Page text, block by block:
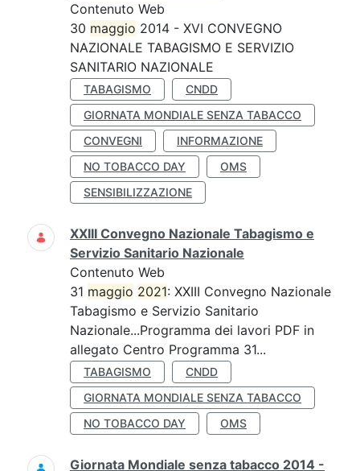
Contenuto Web
30 maggio 2014 - XVI CONVEGNO
NAZIONALE TABAGISMO E SERVIZIO
SANITARIO NAZIONALE
TABAGISMO
CNDD
GIORNATA MONDIALE SENZA TABACCO
CONVEGNI
INFORMAZIONE
NO TOBACCO DAY
OMS
SENSIBILIZZAZIONE
XXIII Convegno Nazionale Tabagismo e
Servizio Sanitario Nazionale
Contenuto Web
31 maggio 2021: XXIII Convegno Nazionale
Tabagismo e Servizio Sanitario
Nazionale...Programma dei lavori PDF in
allegato Centro Programma 31...
TABAGISMO
CNDD
GIORNATA MONDIALE SENZA TABACCO
NO TOBACCO DAY
OMS
Giornata Mondiale senza tabacco 2014 -